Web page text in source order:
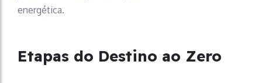
energética.
Etapas do Destino ao Zero